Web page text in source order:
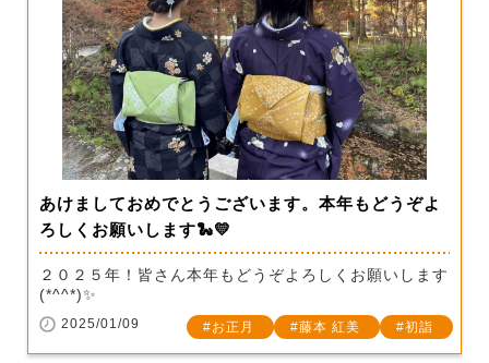
あけましておめでとうございます。本年もどうぞよ
ろしくお願いします🐍💛
２０２５年！皆さん本年もどうぞよろしくお願いします
(*^^*)✨
2025/01/09 お正月 藤本 紅美 初詣